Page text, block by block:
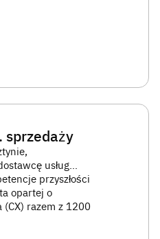
sprzedaży
usług
przyszłości
opartej o
razem z 1200